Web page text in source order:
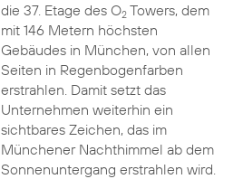
die 37. Etage des O2Towers, dem
mit 146 Metern höchsten
Gebäudes in München, von allen
Seiten in Regenbogenfarben
erstrahlen. Damit setzt das
Unternehmen weiterhin ein
sichtbares Zeichen, das im
Münchener Nachthimmel ab dem
Sonnenuntergang erstrahlen wird.